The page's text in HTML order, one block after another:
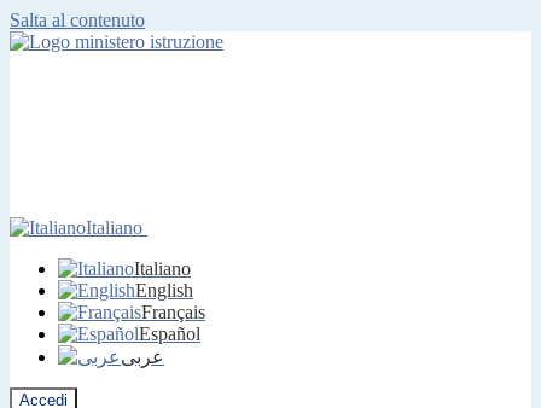
Salta al contenuto
Italiano
Italiano
English
Français
Español
عربى
Accedi